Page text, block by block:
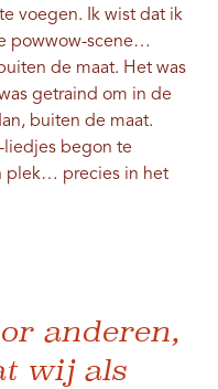
voegen. Ik wist dat ik
powwow-scene…
de maat. Het was
getraind om in de
buiten de maat.
liedjes begon te
plek… precies in het
anderen,
wij als